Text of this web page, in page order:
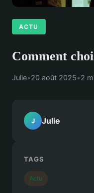
ACTU
Comment
Julie•20 août 2025•2
J Julie
TAGS
Actu